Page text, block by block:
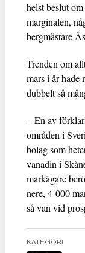
helst beslut
marginalen,
bergmästare
Trenden om
mars i år hade
dubbelt så
– En av
områden i
bolag som
vanadin i
markägare
nere, 4 000
så van vid
KATEGORI